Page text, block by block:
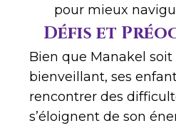
pour mieux
Défis et
Bien que Manakel
bienveillant, ses
rencontrer des
s’éloignent de son